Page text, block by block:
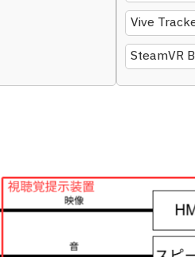
Vive
SteamVR